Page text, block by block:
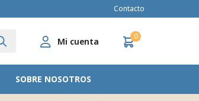
SOBRE NOSOTROS
0
Contacto